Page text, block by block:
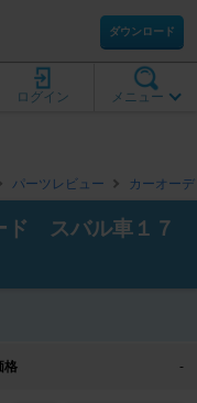
ダウンロード
メニュー
ログイン
パーツレビュー カーオー
ド スバル車１７
格 -